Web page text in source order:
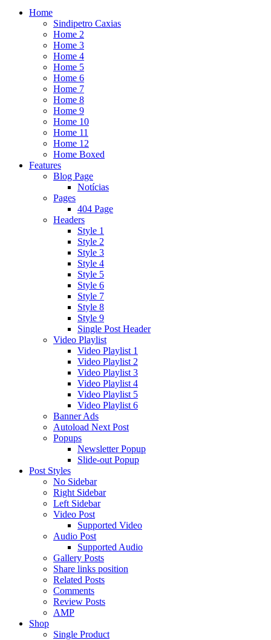
Home
Sindipetro Caxias
Home 2
Home 3
Home 4
Home 5
Home 6
Home 7
Home 8
Home 9
Home 10
Home 11
Home 12
Home Boxed
Features
Blog Page
Notícias
Pages
404 Page
Headers
Style 1
Style 2
Style 3
Style 4
Style 5
Style 6
Style 7
Style 8
Style 9
Single Post Header
Video Playlist
Video Playlist 1
Video Playlist 2
Video Playlist 3
Video Playlist 4
Video Playlist 5
Video Playlist 6
Banner Ads
Autoload Next Post
Popups
Newsletter Popup
Slide-out Popup
Post Styles
No Sidebar
Right Sidebar
Left Sidebar
Video Post
Supported Video
Audio Post
Supported Audio
Gallery Posts
Share links position
Related Posts
Comments
Review Posts
AMP
Shop
Single Product